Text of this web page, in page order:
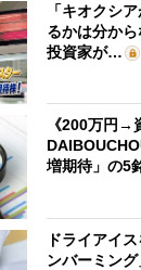
「キオクシ
るかは分か
投資家が…
《200万円→
増期待」の5
ドライアイ
ンバーミン